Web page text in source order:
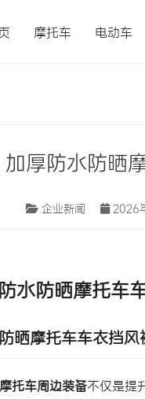
摩托车 电动车
厚防水防晒
企业新闻 2026
水防晒摩托车
晒摩托车车衣挡
摩托车周边装备不仅是提